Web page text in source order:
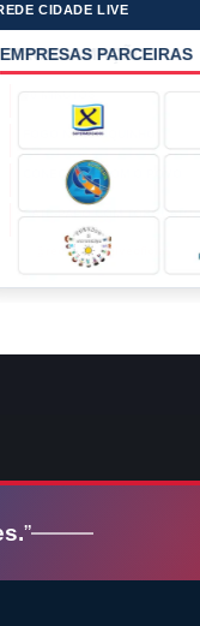
CIDADE LIVE
EMPRESAS PARCEIRAS
”